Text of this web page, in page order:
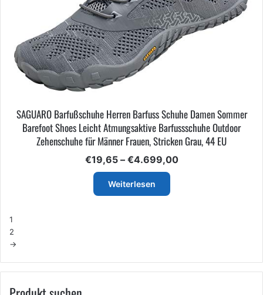
SAGUARO Barfußschuhe Herren Barfuss Schuhe Damen Sommer
Barefoot Shoes Leicht Atmungsaktive Barfussschuhe Outdoor
Zehenschuhe für Männer Frauen, Stricken Grau, 44 EU
€19,65 – €4.699,00Preisspanne:
Weiterlesen
1
2
→